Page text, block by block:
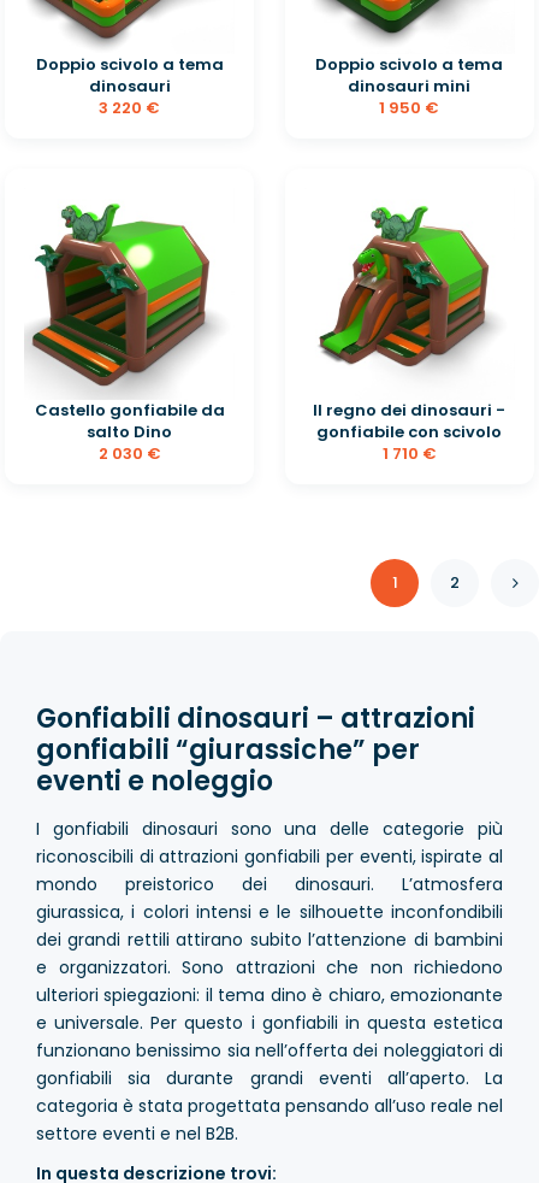
Doppio scivolo a tema
dinosauri
3 220 €
Doppio scivolo a tema
dinosauri mini
1 950 €
Castello gonfiabile da
salto Dino
2 030 €
Il regno dei dinosauri -
gonfiabile con scivolo
1 710 €
1 2
Gonfiabili dinosauri – attrazioni
gonfiabili “giurassiche” per
eventi e noleggio
I gonfiabili dinosauri sono una delle categorie più
riconoscibili di attrazioni gonfiabili per eventi, ispirate al
mondo preistorico dei dinosauri. L’atmosfera
giurassica, i colori intensi e le silhouette inconfondibili
dei grandi rettili attirano subito l’attenzione di bambini
e organizzatori. Sono attrazioni che non richiedono
ulteriori spiegazioni: il tema dino è chiaro, emozionante
e universale. Per questo i gonfiabili in questa estetica
funzionano benissimo sia nell’offerta dei noleggiatori di
gonfiabili sia durante grandi eventi all’aperto. La
categoria è stata progettata pensando all’uso reale nel
settore eventi e nel B2B.
In questa descrizione trovi: